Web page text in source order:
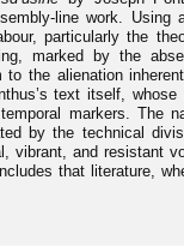
line work. Using
particularly the
marked by the
the alienation
text itself,
markers. The
by the technical
vibrant, and resistant
that literature,